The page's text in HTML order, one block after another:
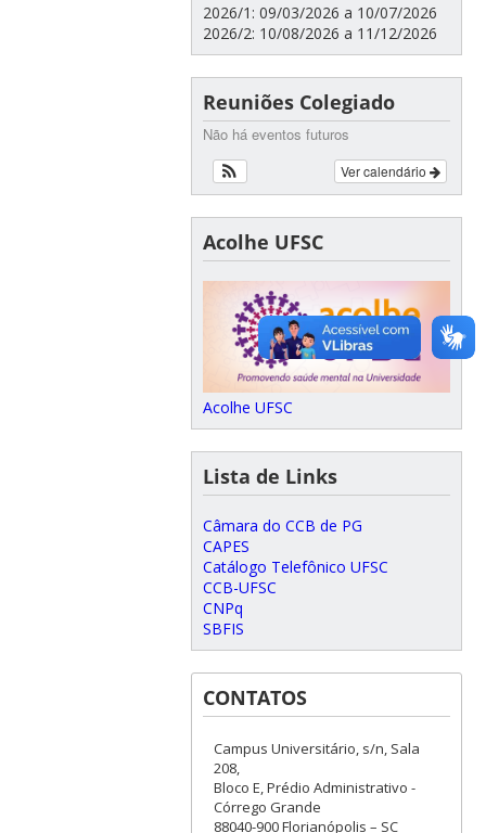
2026/1: 09/03/2026 a 10/07/2026
2026/2: 10/08/2026 a 11/12/2026
Reuniões Colegiado
Não há eventos futuros
Ver calendário
Acolhe UFSC
Acolhe UFSC
Lista de Links
Câmara do CCB de PG
CAPES
Catálogo Telefônico UFSC
CCB-UFSC
CNPq
SBFIS
CONTATOS
Campus Universitário, s/n, Sala
208,
Bloco E, Prédio Administrativo -
Córrego Grande
88040-900 Florianópolis – SC